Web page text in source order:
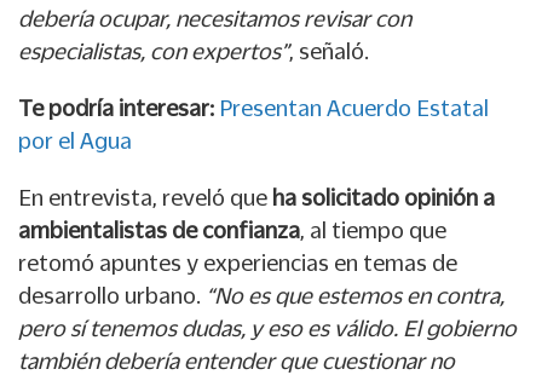
debería ocupar, necesitamos revisar con
especialistas, con expertos”, señaló.
Te podría interesar: Presentan Acuerdo Estatal
por el Agua
En entrevista, reveló que ha solicitado opinión a
ambientalistas de confianza, al tiempo que
retomó apuntes y experiencias en temas de
desarrollo urbano. “No es que estemos en contra,
pero sí tenemos dudas, y eso es válido. El gobierno
también debería entender que cuestionar no